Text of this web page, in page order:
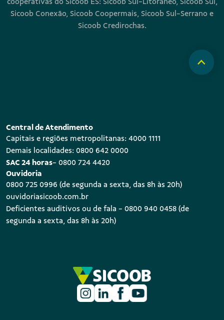
Sicoob Conexão, Sicoob Coopermais, Sicoob Sul-Serrano e
Sicoob Credirochas.
Central de Atendimento
Capitais e regiões metropolitanas: 4000 1111
Demais localidades: 0800 642 0000
SAC 24 horas- 0800 724 4420
Ouvidoria
0800 725 0996 (de segunda a sexta, das 8h às 20h)
ouvidoriasicoob.com.br
Deficientes auditivos ou de fala - 0800 940 0458 (de
segunda a sexta, das 8h às 20h)